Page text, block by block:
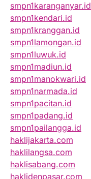
smpn1karanganyar.id
smpn1kendari.id
smpn1kranggan.id
smpn1lamongan.id
smpn1luwuk.id
smpn1madiun.id
smpn1manokwari.id
smpn1narmada.id
smpn1pacitan.id
smpn1padang.id
smpn1pailangga.id
haklijakarta.com
haklilangsa.com
haklisabang.com
haklidenpasar.com